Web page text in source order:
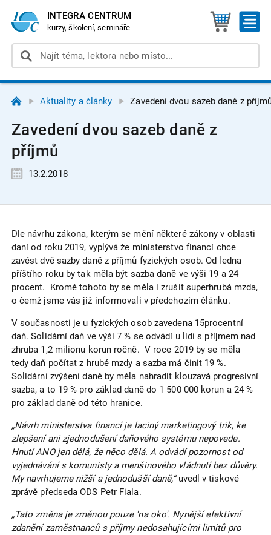
INTEGRA CENTRUM
kurzy, školení, semináře
Aktuality a články Zavedení dvou sazeb daně z
Zavedení dvou sazeb daně z
příjmů
13.2.2018
Dle návrhu zákona, kterým se mění některé zákony v oblasti
daní od roku 2019, vyplývá že ministerstvo financí chce
zavést dvě sazby daně z příjmů fyzických osob. Od ledna
příštího roku by tak měla být sazba daně ve výši 19 a 24
procent. Kromě tohoto by se měla i zrušit superhrubá mzda,
o čemž jsme vás již informovali v předchozím článku.
V současnosti je u fyzických osob zavedena 15procentní
daň. Solidární daň ve výši 7 % se odvádí u lidí s příjmem nad
zhruba 1,2 milionu korun ročně. V roce 2019 by se měla
tedy daň počítat z hrubé mzdy a sazba má činit 19 %.
Solidární zvýšení daně by měla nahradit klouzavá progresivní
sazba, a to 19 % pro základ daně do 1 500 000 korun a 24 %
pro základ daně od této hranice.
„Návrh ministerstva financí je laciný marketingový trik, ke
zlepšení ani zjednodušení daňového systému nepovede.
Hnutí ANO jen dělá, že něco dělá. A odvádí pozornost od
vyjednávání s komunisty a menšinového vládnutí bez důvěry.
My navrhujeme nižší a jednodušší daně,“uvedl v tiskové
zprávě předseda ODS Petr Fiala.
„Tato změna je změnou pouze 'na oko'. Nynější efektivní
zdanění zaměstnanců s příjmy nedosahujícími limitů pro